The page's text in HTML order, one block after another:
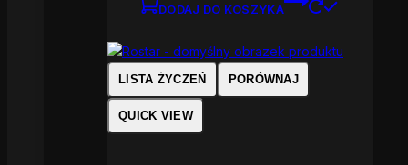
DODAJ DO KOSZYKA
LISTA ŻYCZEŃ PORÓWNAJ
QUICK VIEW